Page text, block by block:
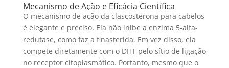
Mecanismo de Ação e Eficácia Científica
O mecanismo de ação da clascosterona para cabelos
é elegante e preciso. Ela não inibe a enzima 5-alfa-
redutase, como faz a finasterida. Em vez disso, ela
compete diretamente com o DHT pelo sítio de ligação
no receptor citoplasmático. Portanto, mesmo que o